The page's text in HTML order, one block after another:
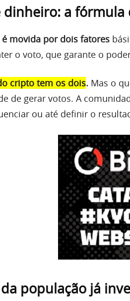
dinheiro: a
movida por dois fatores
o voto, que garante o
cripto tem os dois. Mas o
de gerar votos. A
ou até definir o
da população já